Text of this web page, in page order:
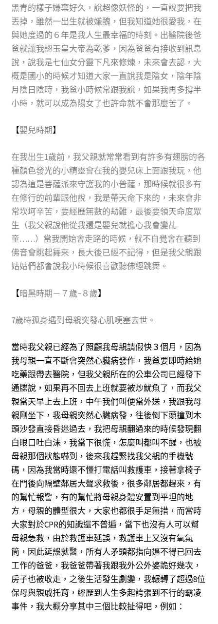
黑青的樣子嫌棄好久，說超像妖怪的，一直說要把我
丟掉，雖然一出生就被嫌醜，但我知道她很愛我，在
與她度過的６年是我人生最幸福的時刻。出醫院後爸
爸就讓我認玉皇大帝為乾爹，因為爸爸有接收到訊息
說，說我是七仙女分靈下凡來修煉，未來會去認，大
概是國小的時候才知道大家一直說我是陰女，陰年陰
月陰日陰時，我爸小時候常跟我說，如果我再多撐半
小時，就可以成為陽女了也許命就不會那麼苦了。
【嬰兒時期】
在我出生1歲前，我父親就常常看到有許多有翅膀的各
種顏色發光的小精靈會在我的嬰兒床上面跟我玩，他
認為這是菩薩派來守護我的小普薩，那時候就很多有
在修行的前輩跟他說，我是帶天命下來的，未來會非
常坎坷辛苦，要經歷無數的劫難，最後要領天命度眾
生（我父親說他從我還是嬰兒就擔心我會變乩
童……）當我開始會走路的時候，就不自覺會在聽到
佛音會跳起舞來，長大後已經不記得，但是我父親跟
姑姑們都會說我小時候很喜歡聽佛經跳舞。
【暗黑時期－７歲~８歲】
7歲時孤身遇到母親突發心肌哽塞去世。
當時我父親已經為了照顧我母親請假快３個月，因為
我母親一直不斷會突然心臟病發作，我爸要即時給她
吃藥跟帶去醫院，但我父親所在的公車公司已經發下
通牒說，如果再不回去上班就要被炒魷魚了，而我父
親當天早上去上班，中午我們叫便當外送，我跟我母
親剛坐下，我母親突然心臟病發，往後倒下頭撞到木
頭沙發直接昏迷過去，我把母親翻過來的時候發現翻
白眼口吐白沫，我當下很慌，怎麼叫都叫不醒，也被
母親那個狀態嚇到，後來我趕緊找我父親的手機號
碼，因為我當時還不懂打電話叫救護車，接著拿椅子
在門後向隔壁鄰居大聲求救後，很多鄰居都趕來，有
的幫忙報警，有的幫忙將母親身體安置到平坦的地
方，母親的體型很大，大家也都很手足無措，而當時
大家對於CPR的知識還不普遍，當下也沒有人可以幫
母親急救，由於救護車延誤，救護車上又沒有氧氣
筒，因此延誤就醫，所有人矛頭都指向逼不得已回去
工作的爸爸，我爸爸帶著我跟我外公外婆跪好幾次，
房子也被收走，之後生活發生劇變，我輾轉了超過8位
保母與親戚托育，經歷到人生多起誇張到不行的霸凌
事件，我大概分享其中三個比較扯得吧， 例如：